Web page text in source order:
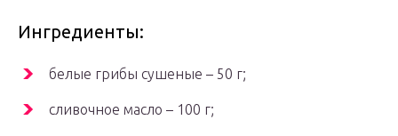
Ингредиенты:
белые грибы сушеные – 50 г;
сливочное масло – 100 г;